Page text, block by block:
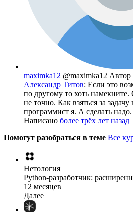
maximka12 @maximka12 Автор
Александр Титов: Если это
по другому то хоть
не точно. Как взяться за
программист я. А сделать надо.
Написано более трёх лет назад
Помогут разобраться в теме Все
Нетология
Python-разработчик:
12 месяцев
Далее